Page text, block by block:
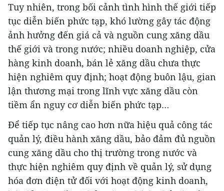
Tuy nhiên, trong bối cảnh tình hình thế giới tiếp
tục diễn biến phức tạp, khó lường gây tác động
ảnh hưởng đến giá cả và nguồn cung xăng dầu
thế giới và trong nước; nhiều doanh nghiệp, cửa
hàng kinh doanh, bán lẻ xăng dầu chưa thực
hiện nghiêm quy định; hoạt động buôn lậu, gian
lận thương mại trong lĩnh vực xăng dầu còn
tiềm ẩn nguy cơ diễn biến phức tạp…
Để tiếp tục nâng cao hơn nữa hiệu quả công tác
quản lý, điều hành xăng dầu, bảo đảm đủ nguồn
cung xăng dầu cho thị trường trong nước và
thực hiện nghiêm quy định về quản lý, sử dụng
hóa đơn điện tử đối với hoạt động kinh doanh,